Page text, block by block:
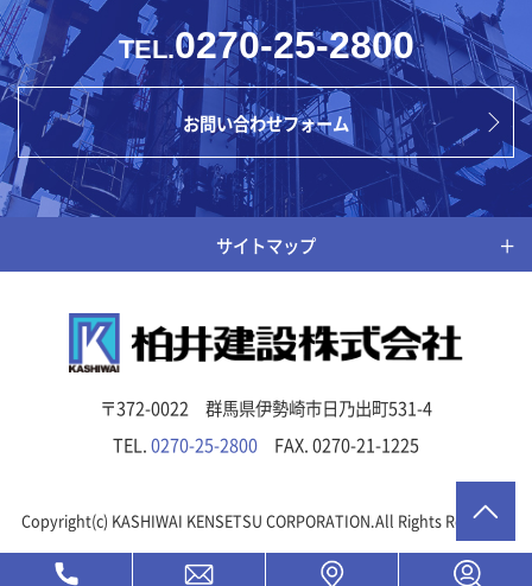
TEL.0270-25-2800
お問い合わせフォーム
サイトマップ
〒372-0022 群馬県伊勢崎市日乃出町531-4
TEL.0270-25-2800 FAX. 0270-21-1225
Copyright(c) KASHIWAI KENSETSU CORPORATION.All Rights Reserved